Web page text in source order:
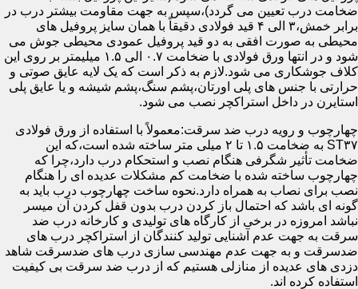
ضخامت درب تعیین می گردد)،سپس به جهت مقاومت بیشتر درب در
برابر خمش،۳ الی ۴ قید فولادی دقیقاً با همان سایز پروفیل های
محیطی به صورت افقی به دو قید پروفیل عمودی محیطی جوش می
شود و در انتها ورق فولادی با ضخامت ۰.۷ الی ۱.۵ میلیمتر بر روی این
کلاف جوشکاری می شود.لازم به ذکر است که یک لایه عایق صوتی و
حرارتی با جنس های پلی اورتان،پشم سنگ،پشم شیشه و یا عایق پلی
استایرن در داخل استراکچر نصب می شود.
چهارچوب و رویه درب ضد سرقت:معمولاً با استفاده از ورق فولادی
ST۳۷ به ضخامت ۱.۵ تا ۲ میلی متر ساخته شده است،که این
ضخامت تأثیر شگرفی هنگام نصب و استحکام درب دارد،چرا که
چهارچوب ساخته شده با ضخامت کم مشکلات عدیده ای را هنگام
نصب برای نصاب به همراه دارد.نحوه ساخت چهارچوب درب باید به
گونه ای باشد که احتمال باز کردن درب بدون قفل کردن آن میسر
نباشد امروزه در برخی از کارگاه های تولیدی و کارخانه درب ضد
سرقت به جهت عدم آشنایی تولید کنندگان از استراکچر درب های
ضدسرقت و به جهت عدم مهندسی سازی درب های ضدسرقت شاهد
دزدی های عدیده از منازلی هستیم که از درب ضد سرقت بی کیفیت
استفاده کرده اند.